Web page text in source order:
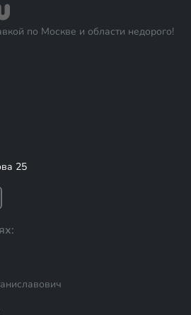
по Москве и области недорого!
25